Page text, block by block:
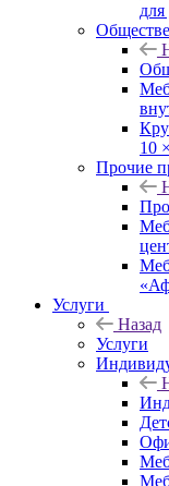
10
Прочие
Услуги
Назад
Услуги